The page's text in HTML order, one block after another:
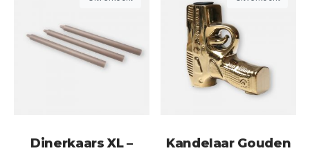
Dinerkaars XL –
Kandelaar Gouden